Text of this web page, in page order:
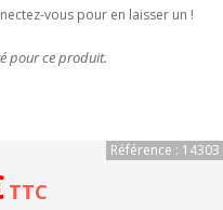
vous pour en laisser un !
pour ce produit.
Référence : 14303
TTC